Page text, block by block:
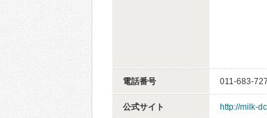
電話番号 011-683-
公式サイト http://milk-